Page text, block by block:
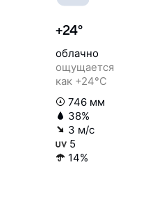
+24°
облачно
ощущается
как +24°C
746 мм
38%
3 м/с
5
14%